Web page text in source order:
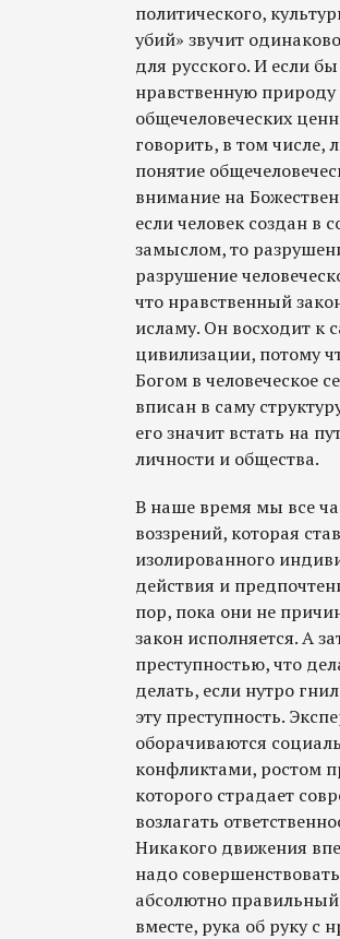
политического,
убий» звучит
для русского. И если
нравственную
общечеловеческих
говорить, в том числе,
понятие
внимание на
если человек создан в
замыслом, то
разрушение
что нравственный
исламу. Он восходит к
цивилизации, потому
Богом в человеческое
вписан в саму
его значит встать на
личности и общества.
В наше время мы все
воззрений, которая
изолированного
действия и
пор, пока они не
закон исполняется. А
преступностью, что
делать, если нутро
эту преступность.
оборачиваются
конфликтами, ростом
которого страдает
возлагать
Никакого движения
надо
абсолютно
вместе, рука об руку с